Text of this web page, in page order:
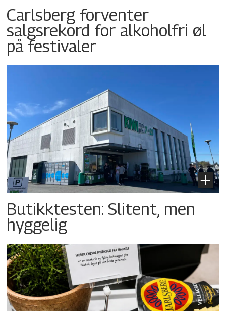
Carlsberg forventer
salgsrekord for alkoholfri øl
på festivaler
Butikktesten: Slitent, men
hyggelig